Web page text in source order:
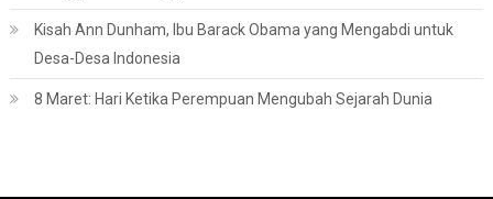
Kisah Ann Dunham, Ibu Barack Obama yang Mengabdi untuk
Desa-Desa Indonesia
8 Maret: Hari Ketika Perempuan Mengubah Sejarah Dunia